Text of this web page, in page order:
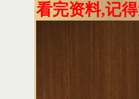
看完资料,记